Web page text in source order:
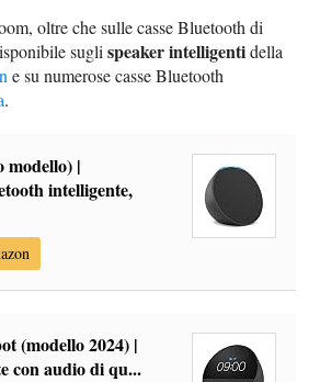
oltre che sulle casse Bluetooth di
suglispeaker intelligentidella
e su numerose casse Bluetooth
.
modello) |
intelligente,
(modello 2024) |
con audio di qu...